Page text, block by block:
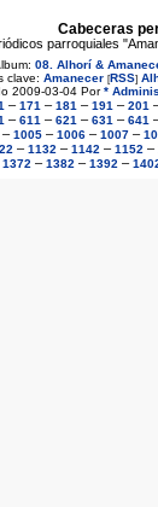
Cabeceras
parroquiales
08. Alhorí &
clave: Amanecer [RSS]
2009-03-04 Por*
– 171 – 181 – 191 – 201
– 611 – 621 – 631 – 641
– 1005 – 1006 – 1007 –
– 1132 – 1142 – 1152 –
1372 – 1382 – 1392 –